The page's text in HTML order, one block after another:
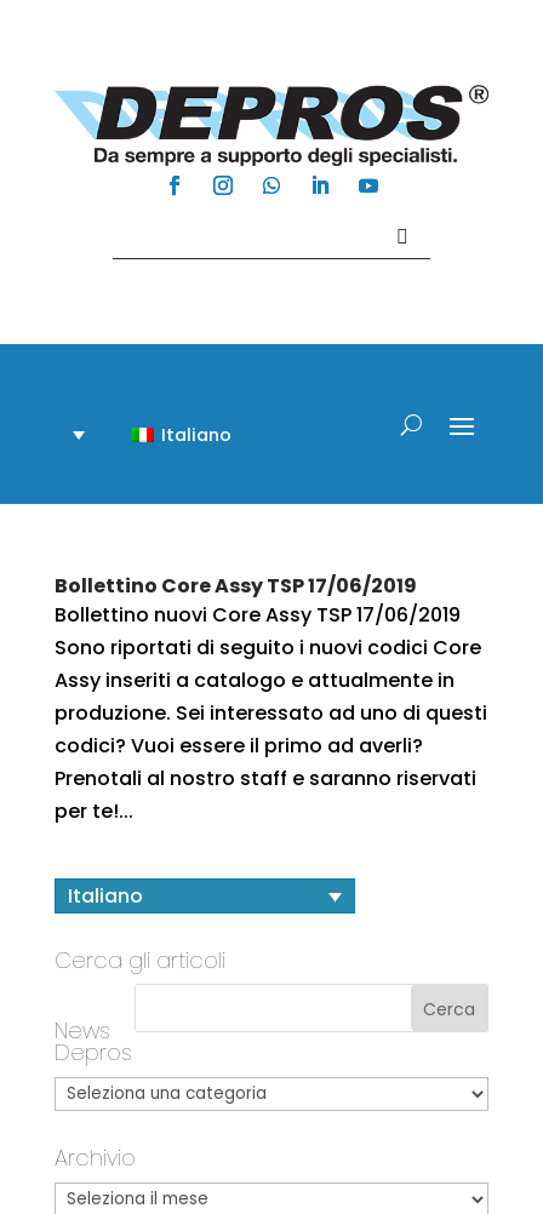
Italiano
Bollettino Core Assy TSP 17/06/2019
Bollettino nuovi Core Assy TSP 17/06/2019
Sono riportati di seguito i nuovi codici Core
Assy inseriti a catalogo e attualmente in
produzione. Sei interessato ad uno di questi
codici? Vuoi essere il primo ad averli?
Prenotali al nostro staff e saranno riservati
per te!...
Italiano
Cerca gli articoli
News
Depros
Archivio